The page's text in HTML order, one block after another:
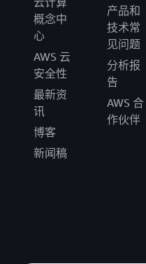
概念中
心
AWS 云
安全性
最新资
讯
博客
新闻稿
产品和
技术常
见问题
分析报
告
AWS 合
作伙伴